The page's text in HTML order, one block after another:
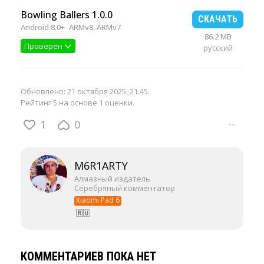
Bowling Ballers 1.0.0
Android 8.0+ ARMv8, ARMv7
Проверен
СКАЧАТЬ
86.2 MB
русский
Обновлено: 21 октября 2025, 21:45.
Рейтинг 5 на основе 1 оценки.
1 0 ···
M6R1ARTY
Алмазный издатель
Серебряный комментатор
Xiaomi Pad 6
🇷🇺
КОММЕНТАРИЕВ ПОКА НЕТ